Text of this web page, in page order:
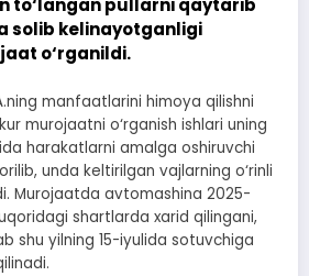
to‘langan pullarni qaytarib
solib kelinayotganligi
o‘rganildi.
manfaatlarini himoya qilishni
murojaatni o‘rganish ishlari uning
harakatlarni amalga oshiruvchi
unda keltirilgan vajlarning o‘rinli
Murojaatda avtomashina 2025-
shartlarda xarid qilingani,
shu yilning 15-iyulida sotuvchiga